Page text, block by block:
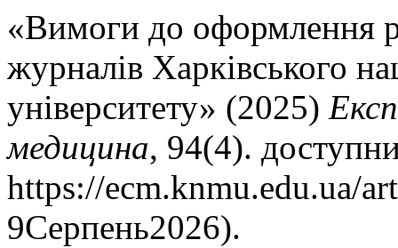
«Вимоги до оформлення
журналів Харківського
університету» (2025)
медицина, 94(4).
https://ecm.knmu.edu.ua/
9Серпень2026).